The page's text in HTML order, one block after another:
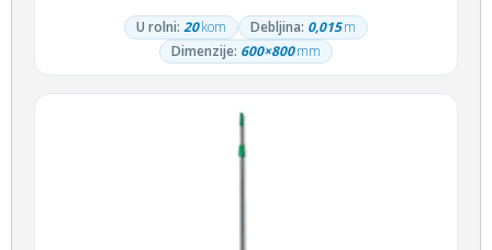
U rolni: 20kom Debljina: 0,015m
Dimenzije: 600×800mm